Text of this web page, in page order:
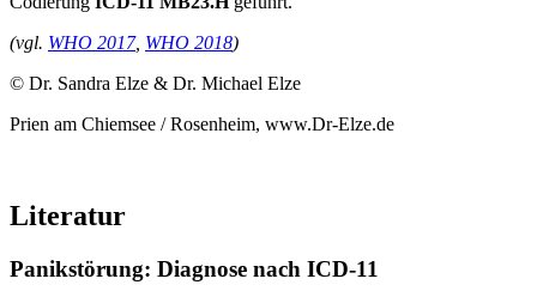
(vgl. WHO 2017, WHO 2018)
© Dr. Sandra Elze & Dr. Michael Elze
Prien am Chiemsee / Rosenheim, www.Dr-Elze.de
Literatur
Panikstörung: Diagnose nach ICD-11